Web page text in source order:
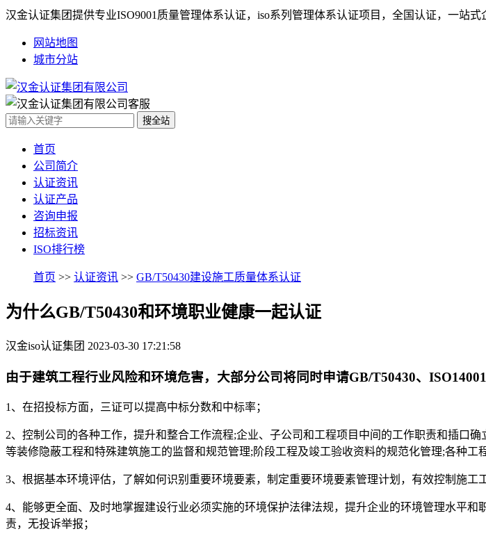
汉金认证集团提供专业ISO9001质量管理体系认证，iso系列管理体系认证项目，全国认证，一站式
网站地图
城市分站
首页
公司简介
认证资讯
认证产品
咨询申报
招标资讯
ISO排行榜
首页 >> 认证资讯 >> GB/T50430建设施工质量体系认证
为什么GB/T50430和环境职业健康一起认证
汉金iso认证集团 2023-03-30 17:21:58
由于建筑工程行业风险和环境危害，大部分公司将同时申请GB/T50430、
1、在招投标方面，三证可以提高中标分数和中标率；
2、控制公司的各种工作，提升和整合工作流程;企业、子公司和工程项目中间的工作职责和插口
等装修隐蔽工程和特殊建筑施工的监督和规范管理;阶段工程及竣工验收资料的规范化管理;各种工
3、根据基本环境评估，了解如何识别重要环境要素，制定重要环境要素管理计划，有效控制施工
4、能够更全面、及时地掌握建设行业必须实施的环境保护法律法规，提升企业的环境管理水平
责，无投诉举报；